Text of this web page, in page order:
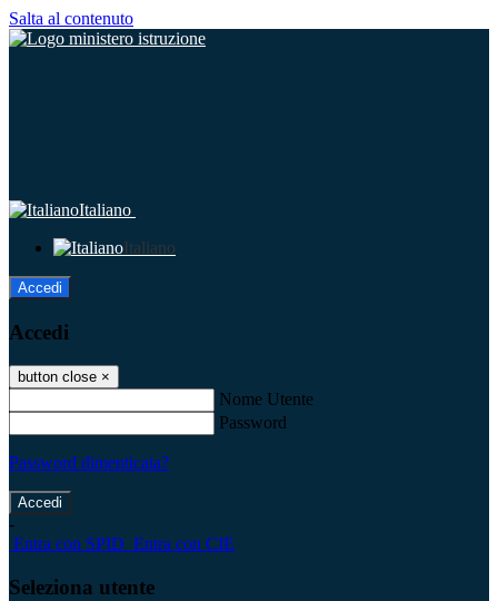
Salta al contenuto
Italiano
Italiano
Accedi
Accedi
button close ×
Nome Utente
Password
Password dimenticata?
-
Entra con SPID Entra con CIE
Seleziona utente